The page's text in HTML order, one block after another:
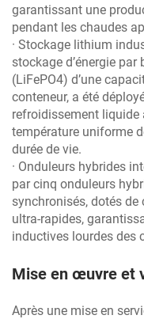
garantissant une
pendant les chaudes
· Stockage lithium
stockage d’énergie
(LiFePO4) d’une
conteneur, a été
refroidissement liquide
température uniforme
durée de vie.
· Onduleurs hybrides
par cinq onduleurs
synchronisés, dotés
ultra-rapides,
inductives lourdes des
Mise en œuvre et
Après une mise en